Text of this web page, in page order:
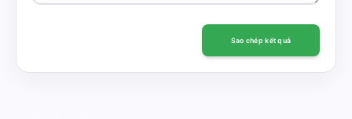
Sao chép kết quả